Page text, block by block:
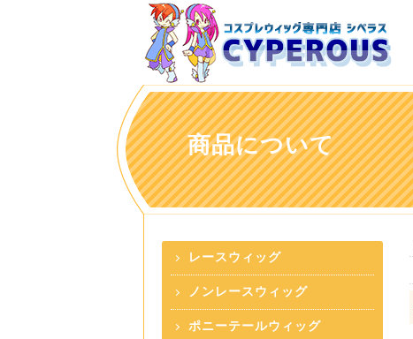
商品について
レースウィッグ
ノンレースウィッグ
ポニーテールウィッグ